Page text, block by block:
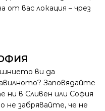
от вас локация – чрез
ви да
Заповядайте
ни в Сливен или София
не забрявайте, че не